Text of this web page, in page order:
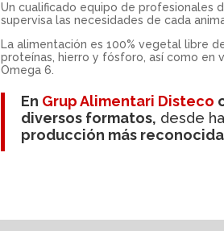
Un cualificado equipo de profesionales
supervisa las necesidades de cada
La alimentación es 100% vegetal libre
proteínas, hierro y fósforo, así como en
Omega 6.
En Grup Alimentari Disteco
diversos formatos, desde
producción más